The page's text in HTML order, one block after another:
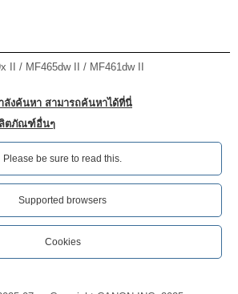
II / MF465dw II / MF461dw II
งค้นหา สามารถค้นหาได้ที่นี่
ตภัณฑ์อื่นๆ
Please be sure to read this.‎
Supported browsers
Cookies